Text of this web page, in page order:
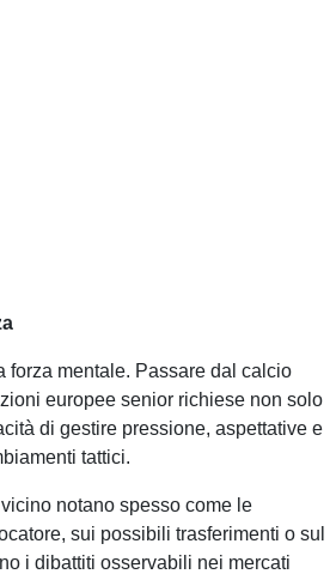
forza mentale. Passare dal calcio
europee senior richiese non solo
di gestire pressione, aspettative e
tattici.
notano spesso come le
sui possibili trasferimenti o sul
i dibattiti osservabili nei mercati